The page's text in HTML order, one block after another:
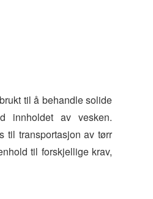
til å behandle solide
innholdet av vesken.
til transportasjon av tørr
til forskjellige krav,